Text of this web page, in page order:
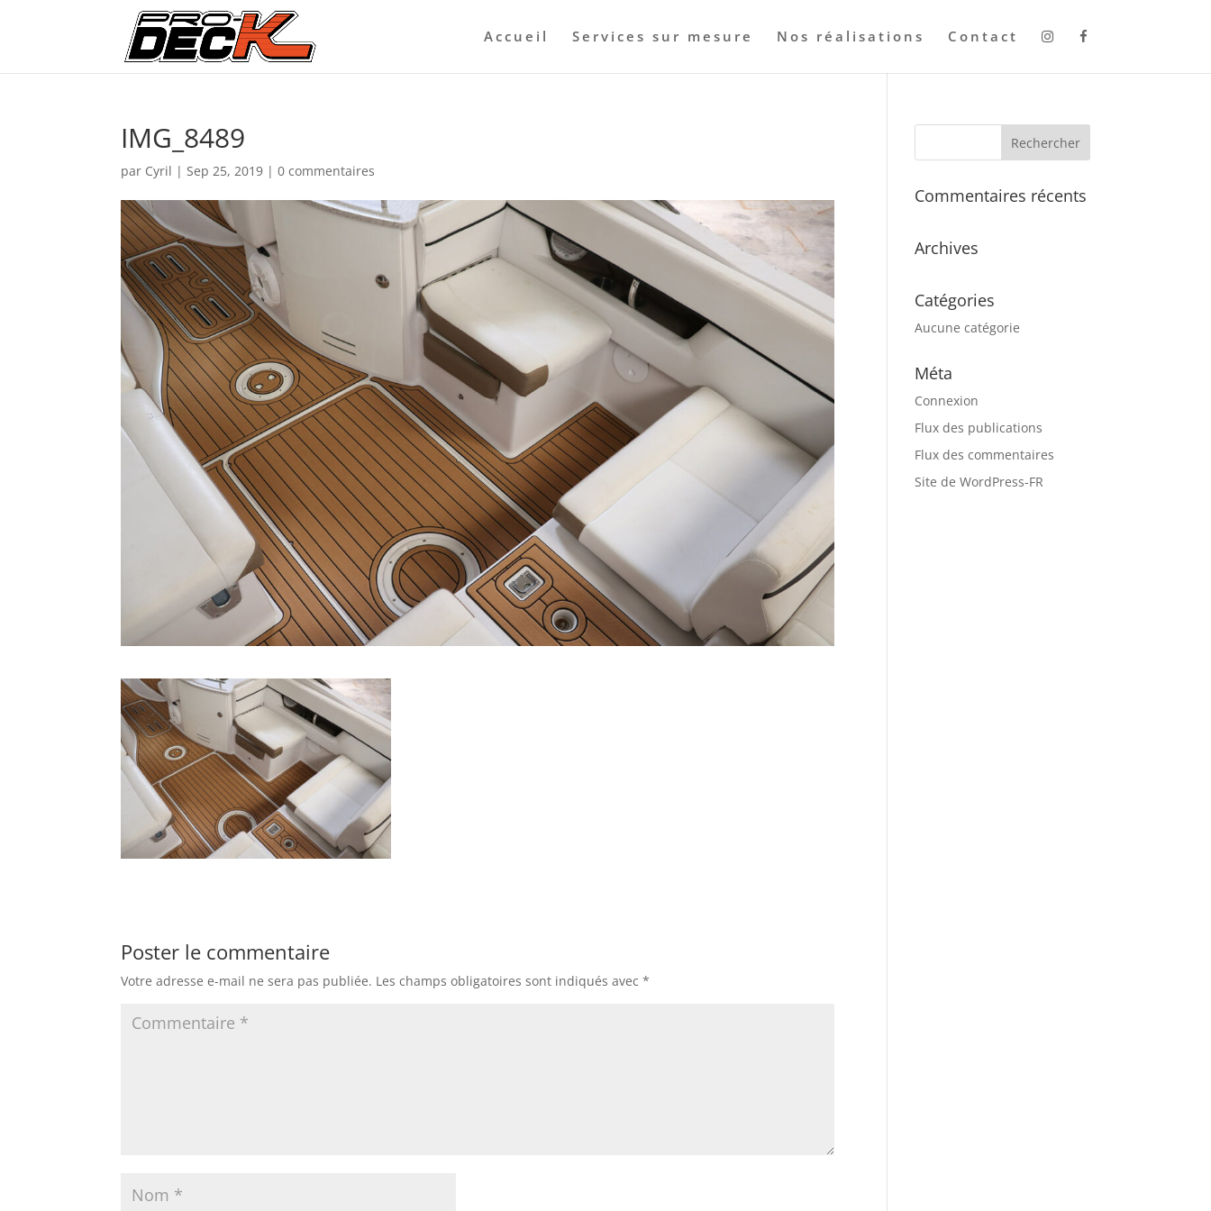
Accueil Services sur mesure Nos réalisations Contact
IMG_8489
par Cyril |Sep 25, 2019 |0 commentaires
Poster le commentaire
Votre adresse e-mail ne sera pas publiée. Les champs obligatoires sont indiqués avec*
Commentaires récents
Archives
Catégories
Aucune catégorie
Méta
Connexion
Flux des publications
Flux des commentaires
Site de WordPress-FR